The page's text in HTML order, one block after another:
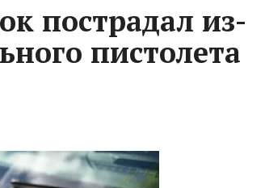
пострадал из-
пистолета